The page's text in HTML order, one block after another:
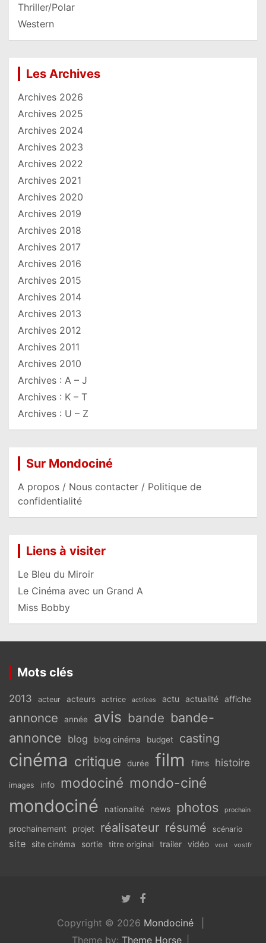
Thriller/Polar
Western
Les Archives
Archives 2026
Archives 2025
Archives 2024
Archives 2023
Archives 2022
Archives 2021
Archives 2020
Archives 2019
Archives 2018
Archives 2017
Archives 2016
Archives 2015
Archives 2014
Archives 2013
Archives 2012
Archives 2011
Archives 2010
Archives : A – J
Archives : K – T
Archives : U – Z
Sur Mondociné
A propos / Nous contacter / Politique de
confidentialité
Liens à visiter
Le Bleu du Miroir
Le Cinéma avec un Grand A
Miss Bobby
Mots clés
2013 acteur acteurs actrice actrices actu actualité affiche
annonce année avis bande bande-
annonce blog blog cinéma budget casting
cinéma critique durée film films histoire
images info modociné mondo-ciné
mondociné nationalité news photos prochain
prochainement projet réalisateur résumé scénario
site site cinéma sortie titre original trailer vidéo vost vostfr
Copyright © 2026 Mondociné
Theme by: Theme Horse